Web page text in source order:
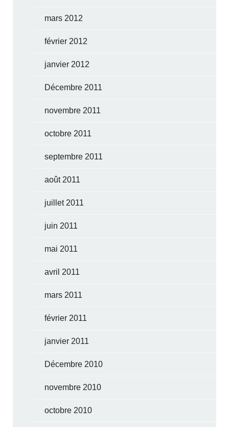
mars 2012
février 2012
janvier 2012
Décembre 2011
novembre 2011
octobre 2011
septembre 2011
août 2011
juillet 2011
juin 2011
mai 2011
avril 2011
mars 2011
février 2011
janvier 2011
Décembre 2010
novembre 2010
octobre 2010